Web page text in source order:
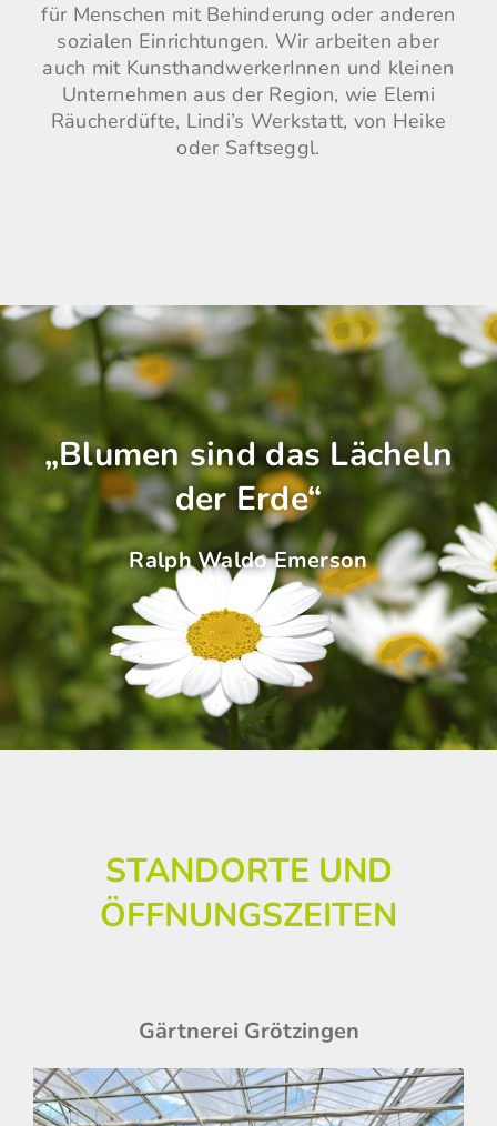
für Menschen mit Behinderung oder anderen
sozialen Einrichtungen. Wir arbeiten aber
auch mit KunsthandwerkerInnen und kleinen
Unternehmen aus der Region, wie Elemi
Räucherdüfte, Lindi’s Werkstatt, von Heike
oder Saftseggl.
„Blumen sind das Lächeln
der Erde“
Ralph Waldo Emerson
STANDORTE UND
ÖFFNUNGSZEITEN
Gärtnerei Grötzingen